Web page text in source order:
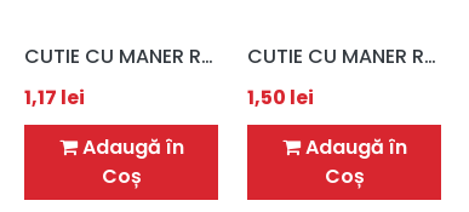
CUTIE CU MANER RENDEZ VOUS/ PRAJITURI / 10,5x10,5x6 CM
1,17 lei
Adaugă în
Coș
CUTIE CU MANER RENDEZ VOUS/ PRAJITURI / 17x10x6 CM
1,50 lei
Adaugă în
Coș